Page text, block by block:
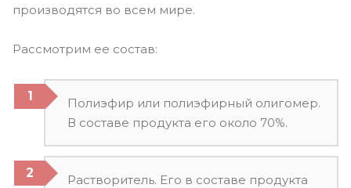
производятся во всем мире.
Рассмотрим ее состав:
Полиэфир или полиэфирный олигомер.
В составе продукта его около 70%.
Растворитель. Его в составе продукта